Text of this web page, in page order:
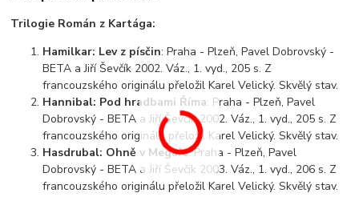
Trilogie Román z Kartága:
Hamilkar: Lev z písčin: Praha - Plzeň, Pavel Dobrovský -
BETA a Jiří Ševčík 2002. Váz., 1. vyd., 205 s. Z
francouzského originálu přeložil Karel Velický. Skvělý stav.
Hannibal: Pod hradbami Říma: Praha - Plzeň, Pavel
Dobrovský - BETA a Jiří Ševčík 2002. Váz., 1. vyd., 205 s. Z
francouzského originálu přeložil Karel Velický. Skvělý stav.
Hasdrubal: Ohně v Megaře: Praha - Plzeň, Pavel
Dobrovský - BETA a Jiří Ševčík 2003. Váz., 1. vyd., 206 s. Z
francouzského originálu přeložil Karel Velický. Skvělý stav.